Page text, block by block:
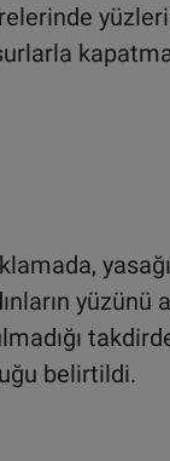
yüzünü
belirtildi.